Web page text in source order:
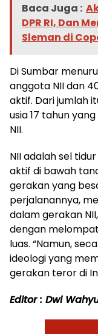
Baca Juga :
DPR RI, Dan
Sleman di
Di Sumbar
anggota NII dan
aktif. Dari jumlah
usia 17 tahun
NII.
NII adalah sel
aktif di bawah
gerakan yang
perjalanannya,
dalam gerakan
dengan
luas. “Namun,
ideologi yang
gerakan teror di
Editor : Dwi